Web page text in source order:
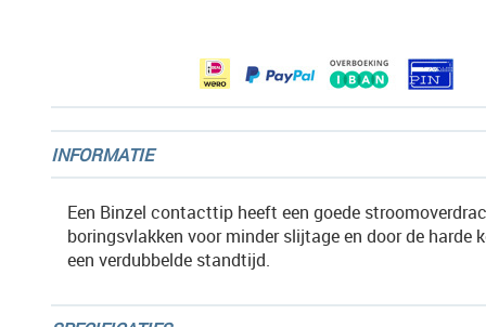
INFORMATIE
Een Binzel contacttip heeft een goede
boringsvlakken voor minder slijtage en door de harde
een verdubbelde standtijd.